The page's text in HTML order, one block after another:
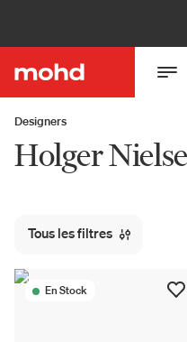
Designers
Holger
Tous les filtres
En Stock